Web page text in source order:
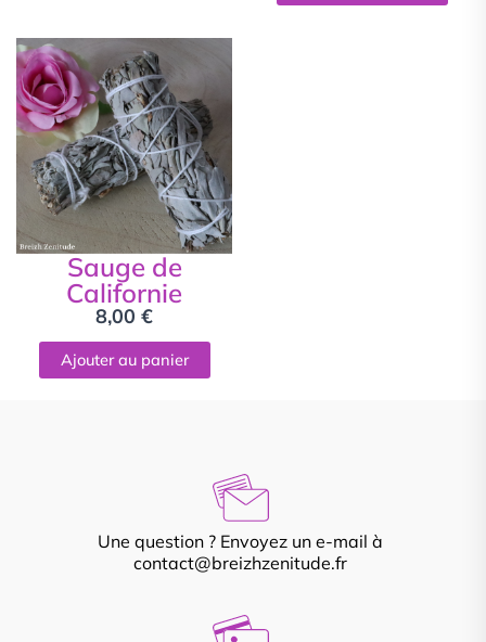
Sauge de
Californie
8,00 €
Ajouter au panier
Une question ? Envoyez un e-mail à
contact@breizhzenitude.fr